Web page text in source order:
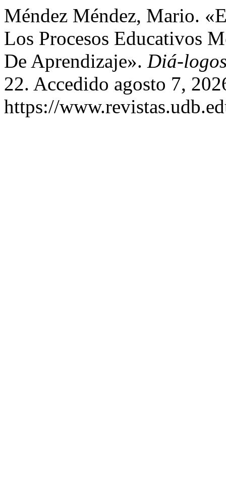
Méndez Méndez, Mario.
Los Procesos Educativos
De Aprendizaje». Diá-
22. Accedido agosto 7,
https://